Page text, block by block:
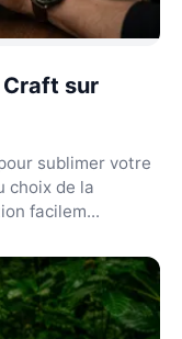
Craft sur
sublimer votre
choix de la
facilem...